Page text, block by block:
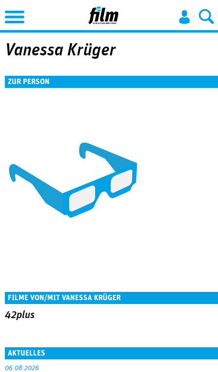
Jump to Navigation
Vanessa Krüger
ZUR PERSON
FILME VON/MIT VANESSA KRÜGER
42plus
AKTUELLES
06.08.2026